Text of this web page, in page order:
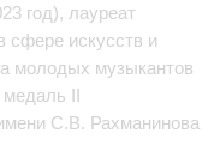
год), лауреат
сфере искусств и
молодых музыкантов
II
С.В. Рахманинова